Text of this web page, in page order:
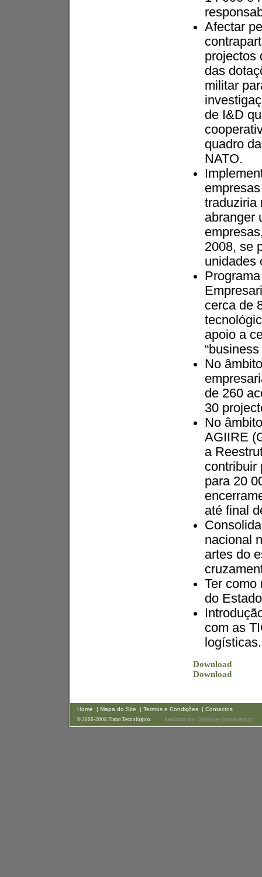
Afectar
projectos
das
militar
de I&D
quadro
NATO.
traduziria
abranger
2008, se
unidades
cerca de
apoio a
No
de 260
30
No
AGIIRE
a
contribuir
para 20
até final
nacional
artes do
Ter como
do
com as
logísticas.
Download
Download
Home | Mapa do Site | Termos e Condições | Contactos
© 2006-2008 Plano Tecnológico. Realizado por: Webdote- digital agency